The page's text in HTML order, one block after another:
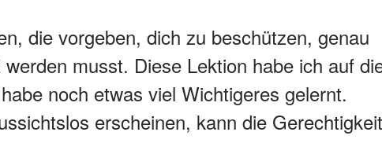
die vorgeben, dich zu beschützen, genau
musst. Diese Lektion habe ich auf
noch etwas viel Wichtigeres gelernt.
erscheinen, kann die Gerechtigkeit